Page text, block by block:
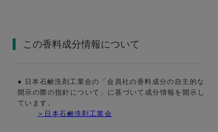
この香料成分情報について
● 日本石鹸洗剤工業会の「会員社の香料成分の自主的な
開示の際の指針について」に基づいて成分情報を開示し
ています。
＞日本石鹸洗剤工業会